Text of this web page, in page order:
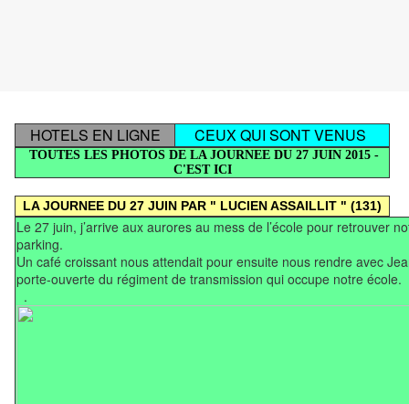
HOTELS EN LIGNE CEUX QUI SONT VENUS
TOUTES LES PHOTOS DE LA JOURNEE DU 27 JUIN 2015 -
C'EST ICI
LA JOURNEE DU 27 JUIN PAR " LUCIEN ASSAILLIT " (131)
Le 27 juin, j’arrive aux aurores au mess de l’école pour retrouver
parking.
Un café croissant nous attendait pour ensuite nous rendre avec
porte-ouverte du régiment de transmission qui occupe notre école.
.